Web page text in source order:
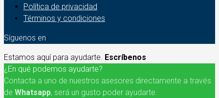
Política de privacidad
Términos y condiciones
Síguenos en
Estamos aquí para ayudarte. Escríbenos
¿En qué podemos ayudarte?
Contacta a uno de nuestros asesores directamente a través
de Whatsapp, será un gusto poder ayudarte.